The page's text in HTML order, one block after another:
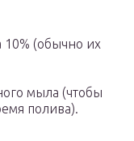
10% (обычно их
мыла (чтобы
полива).